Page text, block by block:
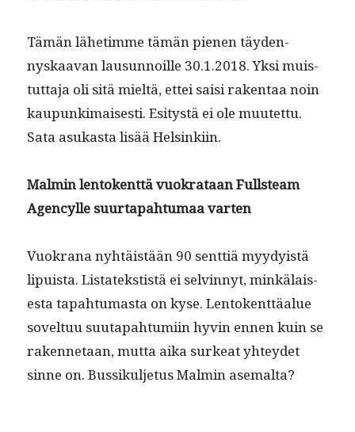
Tämän lähetimme tämän pienen täy­den­
nyskaa­van lausun­noille 30.1.2018. Yksi muis­
tut­ta­ja oli sitä mieltä, ettei saisi rak­en­taa noin
kaupunki­mais­es­ti. Esi­tys­tä ei ole muutet­tu.
Sata asukas­ta lisää Helsinkiin.
Malmin lento­kent­tä vuokrataan Full­steam
Agen­cylle suur­ta­pah­tu­maa varten
Vuokrana nyhtäistään 90 sent­tiä myy­dy­istä
lipuista. Lis­tatek­stistä ei selvin­nyt, minkälais­
es­ta tapah­tu­mas­ta on kyse. Lento­kent­täalue
sovel­tuu suu­ta­pah­tu­mi­in hyvin ennen kuin se
raken­netaan, mut­ta aika surkeat yhtey­det
sinne on. Bus­sikul­je­tus Malmin asemalta?